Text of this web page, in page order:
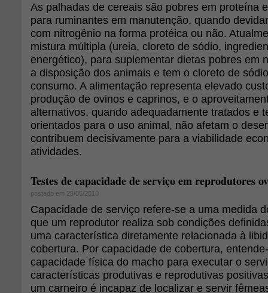
As palhadas de cereais são pobres em proteína
para ruminantes em manutenção, quando
com nitrogênio na forma protéica ou não.
mistura múltipla (ureia, cloreto de sódio,
energético), para suplementar dietas pobres em
a disposição dos animais e tem o cloreto de
consumo. A alimentação representa elevado
produção de ovinos e caprinos, e o
alternativos, quando adequadamente tratados e
orientados para o uso animal, não afetam o
contribuem decisivamente para a viabilidade
atividades.
Testes de capacidade de serviço em reprodutores
postado em 25/05/2010
Capacidade de serviço refere-se a uma medida
que um reprodutor realiza sob condições
uma característica diretamente relacionada à
cobertura. Por capacidade de cobertura,
capacidade física do macho para executar o
características produtivas e reprodutivas
um carneiro é incapaz de localizar e servir